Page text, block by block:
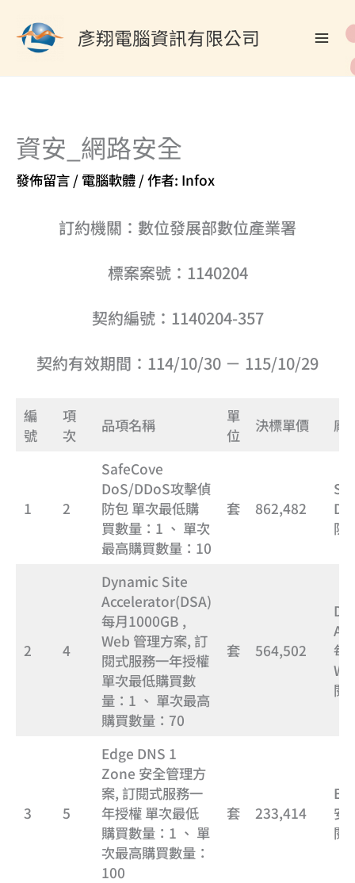
彥翔電腦資訊有限公司
資安_網路安全
發佈留言 / 電腦軟體 / 作者: Infox
訂約機關：數位發展部數位產業署
標案案號：1140204
契約編號：1140204-357
契約有效期間：114/10/30 － 115/10/29
編
號
項
次
品項名稱
單
位
決標單價 廠
1 2
SafeCove
DoS/DDoS攻擊偵
防包 單次最低購
買數量：1 、 單次
最高購買數量：10
套 862,482
防
2 4
Dynamic Site
Accelerator(DSA)
每月1000GB ,
Web 管理方案, 訂
閱式服務一年授權
單次最低購買數
量：1 、 單次最高
購買數量：70
套 564,502
每
閱
3 5
Edge DNS 1
Zone 安全管理方
案, 訂閱式服務一
年授權 單次最低
購買數量：1 、 單
次最高購買數量：
100
套 233,414
安
閱